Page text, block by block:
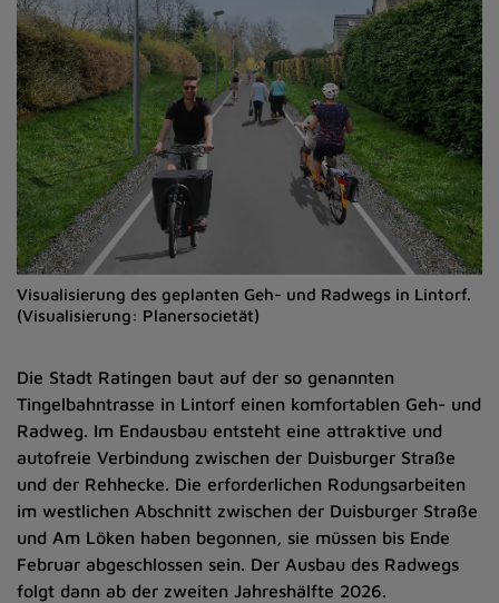
Visualisierung des geplanten Geh- und Radwegs in Lintorf.
(Visualisierung: Planersocietät)
Die Stadt Ratingen baut auf der so genannten
Tingelbahntrasse in Lintorf einen komfortablen Geh- und
Radweg. Im Endausbau entsteht eine attraktive und
autofreie Verbindung zwischen der Duisburger Straße
und der Rehhecke. Die erforderlichen Rodungsarbeiten
im westlichen Abschnitt zwischen der Duisburger Straße
und Am Löken haben begonnen, sie müssen bis Ende
Februar abgeschlossen sein. Der Ausbau des Radwegs
folgt dann ab der zweiten Jahreshälfte 2026.